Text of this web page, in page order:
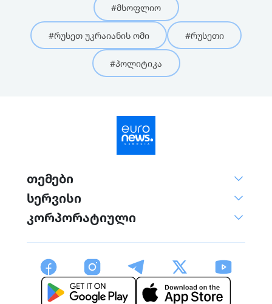
#მსოფლიო
#რუსეთ უკრაიანის ომი #რუსეთი
#პოლიტიკა
თემები
სერვისი
კორპორატიული